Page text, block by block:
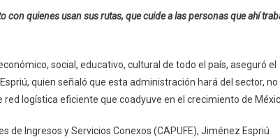
quienes usan sus rutas, que cuide a las personas que ahí
social, educativo, cultural de todo el país, aseguró el
quien señaló que esta administración hará del sector, no
logística eficiente que coadyuve en el crecimiento de
de Ingresos y Servicios Conexos (CAPUFE), Jiménez Espriú